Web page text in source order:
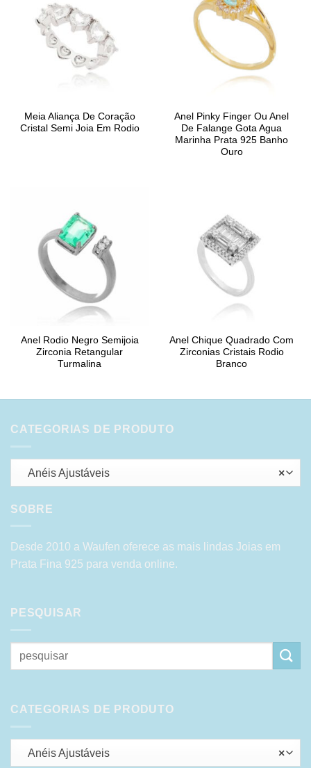
Meia Aliança De Coração
Cristal Semi Joia Em Rodio
Anel Pinky Finger Ou Anel
De Falange Gota Agua
Marinha Prata 925 Banho
Ouro
Anel Rodio Negro Semijoia
Zirconia Retangular
Turmalina
Anel Chique Quadrado Com
Zirconias Cristais Rodio
Branco
CATEGORIAS DE PRODUTO
×
Anéis Ajustáveis
SOBRE
Desde 2010 a Waufen oferece as mais lindas Joias em
Prata Fina 925 para venda online.
PESQUISAR
Pesquisar
por:
CATEGORIAS DE PRODUTO
×
Anéis Ajustáveis